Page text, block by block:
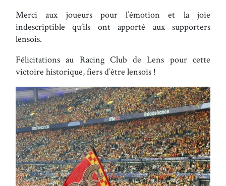
Merci aux joueurs pour l’émotion et la joie
indescriptible qu’ils ont apporté aux supporters
lensois.
Félicitations au Racing Club de Lens pour cette
victoire historique, fiers d’être lensois !